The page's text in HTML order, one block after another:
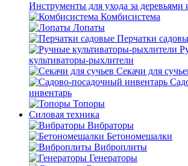
Инструменты для ухода за деревьями
Комбисистема
Лопаты
Перчатки
культиваторы-рыхлители
Секачи для
инвентарь
Топоры
Силовая техника
Вибраторы
Бетономешалки
Виброплиты
Генераторы